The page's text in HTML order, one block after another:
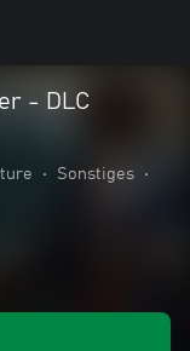
- DLC
• Sonstiges
•